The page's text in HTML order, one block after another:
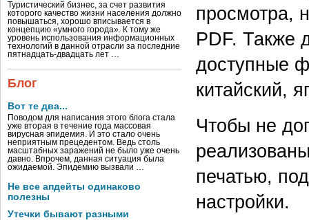
Туристический бизнес, за счет развития
которого качество жизни населения должно
повышаться, хорошо вписывается в
концепцию «умного города». К тому же
уровень использования информационных
технологий в данной отрасли за последние
пятнадцать-двадцать лет …
Блог
Вот те два...
Поводом для написания этого блога стала
уже вторая в течение года массовая
вирусная эпидемия. И это стало очень
неприятным прецедентом. Ведь столь
масштабных заражений не было уже очень
давно. Впрочем, данная ситуация была
ожидаемой. Эпидемию вызвали …
Не все апдейты одинаково
полезны
Утечки бывают разными
просмотра,
PDF. Также
доступные
китайский,
Чтобы не
печатью,
настройки.